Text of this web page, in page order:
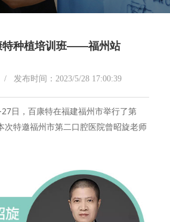
特种植培训班——福州站
/ 发布时间：2023/5/28 17:00:39
日，百康特在福建福州市举行了第
次特邀福州市第二口腔医院曾昭旋老师